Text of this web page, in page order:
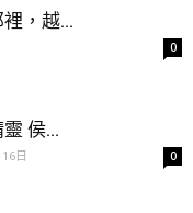
裡，越...
0
侯...
日 0